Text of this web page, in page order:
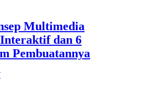
Multimedia
dan 6
Pembuatannya